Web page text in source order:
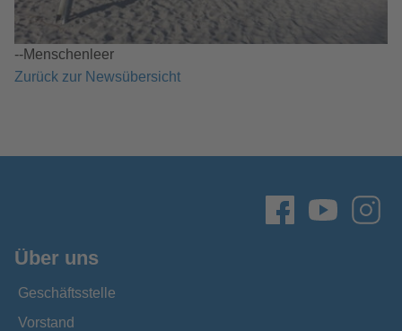
--Menschenleer
Zurück zur Newsübersicht
Über uns
Geschäftsstelle
Vorstand